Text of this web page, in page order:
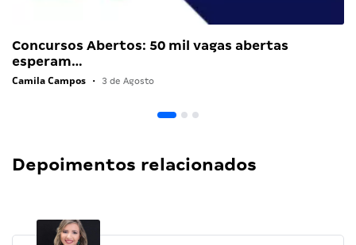
Concursos Abertos: 50 mil vagas abertas
esperam…
Camila Campos • 3 de Agosto
Depoimentos relacionados